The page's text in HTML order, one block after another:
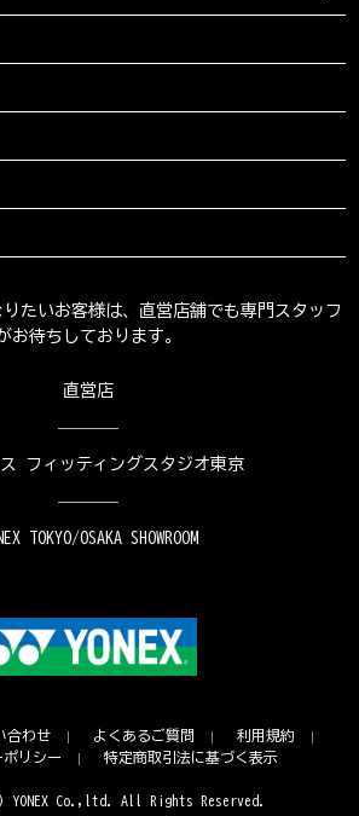
たいお客様は、直営店舗でも専門スタッフ
お待ちしております。
直営店
フィッティングスタジオ東京
TOKYO/OSAKA SHOWROOM
合わせ よくあるご質問
利用規約
ポリシー
特定商取引法に基づく表示
YONEX Co.,ltd. All Rights Reserved.